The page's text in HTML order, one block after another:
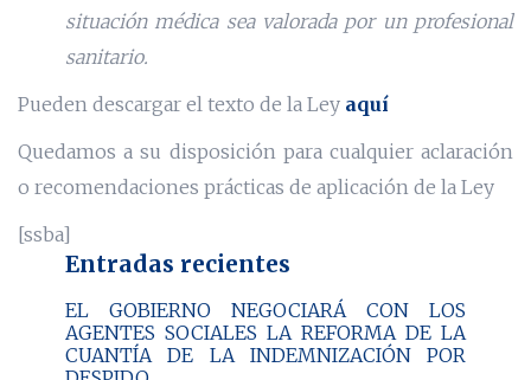
situación médica sea valorada por un profesional
sanitario.
Pueden descargar el texto de la Ley aquí
Quedamos a su disposición para cualquier aclaración
o recomendaciones prácticas de aplicación de la Ley
[ssba]
Entradas recientes
EL GOBIERNO NEGOCIARÁ CON LOS
AGENTES SOCIALES LA REFORMA DE LA
CUANTÍA DE LA INDEMNIZACIÓN POR